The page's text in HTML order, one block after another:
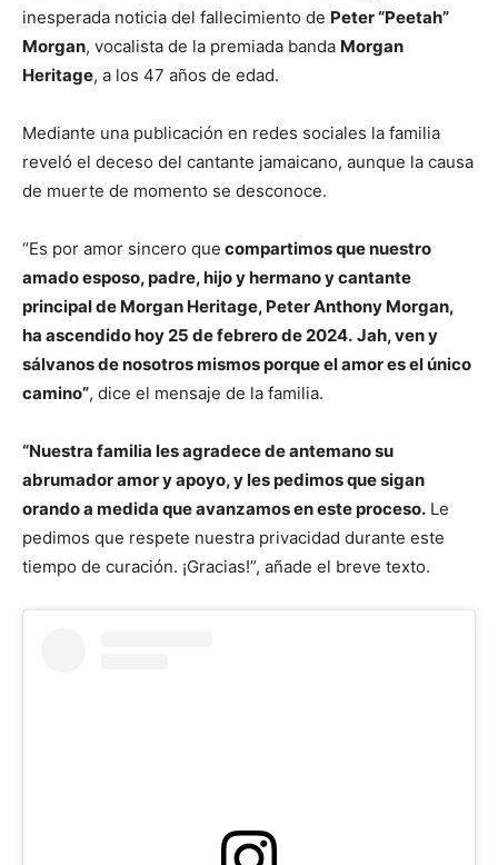
inesperada noticia del fallecimiento de Peter “Peetah”
Morgan, vocalista de la premiada banda Morgan
Heritage, a los 47 años de edad.
Mediante una publicación en redes sociales la familia
reveló el deceso del cantante jamaicano, aunque la causa
de muerte de momento se desconoce.
“Es por amor sincero que compartimos que nuestro
amado esposo, padre, hijo y hermano y cantante
principal de Morgan Heritage, Peter Anthony Morgan,
ha ascendido hoy 25 de febrero de 2024. Jah, ven y
sálvanos de nosotros mismos porque el amor es el único
camino”, dice el mensaje de la familia.
“Nuestra familia les agradece de antemano su
abrumador amor y apoyo, y les pedimos que sigan
orando a medida que avanzamos en este proceso. Le
pedimos que respete nuestra privacidad durante este
tiempo de curación. ¡Gracias!”, añade el breve texto.